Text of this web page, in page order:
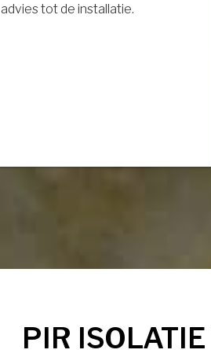
advies tot de installatie.
PIR